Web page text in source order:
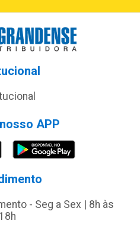
APP
- Seg a Sex | 8h às
18h